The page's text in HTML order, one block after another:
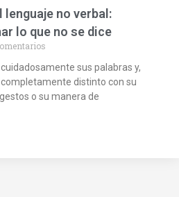
no verbal:
lo que no se dice
sus palabras y,
distinto con su
o su manera de